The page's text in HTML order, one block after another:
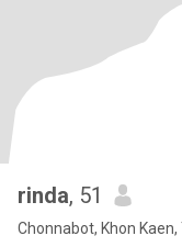
rinda, 51
Chonnabot, Khon